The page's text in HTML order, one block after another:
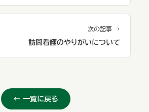
次の記事 →
訪問看護のやりがいについて
← 一覧に戻る